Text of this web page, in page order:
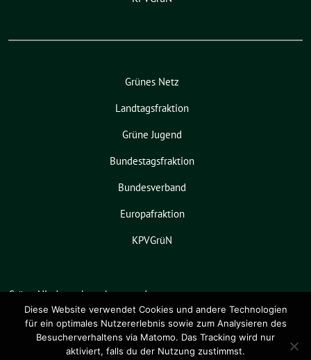
Grünes Netz
Landtagsfraktion
Grüne Jugend
Bundestagsfraktion
Bundesverband
Europafraktion
KPVGrüN
Grüne Niedersachsen benutzt das
freie grüne Themesunflower ‐ ein
Angebot derverdigado eG.
Diese Website verwendet Cookies und andere Technologien
für ein optimales Nutzererlebnis sowie zum Analysieren des
Besucherverhaltens via Matomo. Das Tracking wird nur
aktiviert, falls du der Nutzung zustimmst.